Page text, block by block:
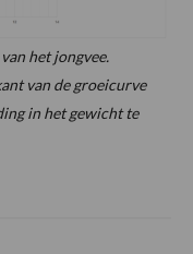
het jongvee.
van de groeicurve
in het gewicht te